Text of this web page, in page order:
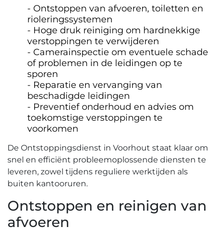
Ontstoppen van afvoeren, toiletten en
rioleringssystemen
Hoge druk reiniging om hardnekkige
verstoppingen te verwijderen
Camerainspectie om eventuele schade
of problemen in de leidingen op te
sporen
Reparatie en vervanging van
beschadigde leidingen
Preventief onderhoud en advies om
toekomstige verstoppingen te
voorkomen
De Ontstoppingsdienst in Voorhout staat klaar om
snel en efficiënt probleemoplossende diensten te
leveren, zowel tijdens reguliere werktijden als
buiten kantooruren.​
Ontstoppen en reinigen van
afvoeren